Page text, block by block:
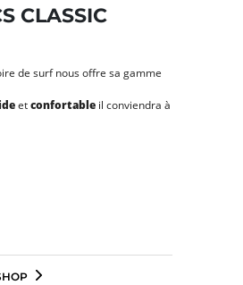
CLASSIC
de surf nous offre sa gamme
etconfortable il conviendra à